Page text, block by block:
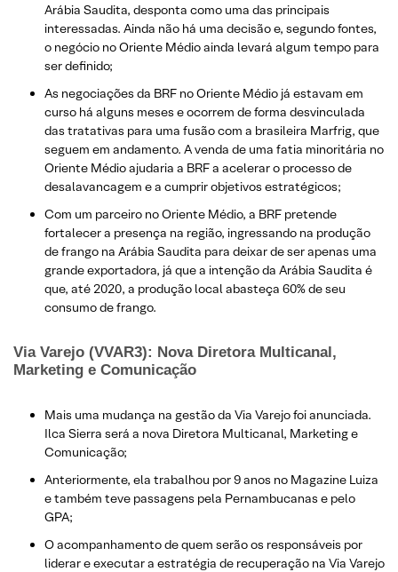
Arábia Saudita, desponta como uma das principais
interessadas. Ainda não há uma decisão e, segundo fontes,
o negócio no Oriente Médio ainda levará algum tempo para
ser definido;
As negociações da BRF no Oriente Médio já estavam em
curso há alguns meses e ocorrem de forma desvinculada
das tratativas para uma fusão com a brasileira Marfrig, que
seguem em andamento. A venda de uma fatia minoritária no
Oriente Médio ajudaria a BRF a acelerar o processo de
desalavancagem e a cumprir objetivos estratégicos;
Com um parceiro no Oriente Médio, a BRF pretende
fortalecer a presença na região, ingressando na produção
de frango na Arábia Saudita para deixar de ser apenas uma
grande exportadora, já que a intenção da Arábia Saudita é
que, até 2020, a produção local abasteça 60% de seu
consumo de frango.
Via Varejo (VVAR3): Nova Diretora Multicanal,
Marketing e Comunicação
Mais uma mudança na gestão da Via Varejo foi anunciada.
Ilca Sierra será a nova Diretora Multicanal, Marketing e
Comunicação;
Anteriormente, ela trabalhou por 9 anos no Magazine Luiza
e também teve passagens pela Pernambucanas e pelo
GPA;
O acompanhamento de quem serão os responsáveis por
liderar e executar a estratégia de recuperação na Via Varejo